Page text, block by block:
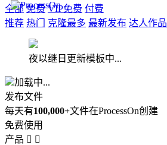
全部 免费 VIP免费 付费
推荐 热门 克隆最多 最新发布 达人作品
夜以继日更新模板中...
加载中...
发布文件
每天有100,000+文件在ProcessOn创建
免费使用
产品  